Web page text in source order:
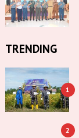
TRENDING
1
2